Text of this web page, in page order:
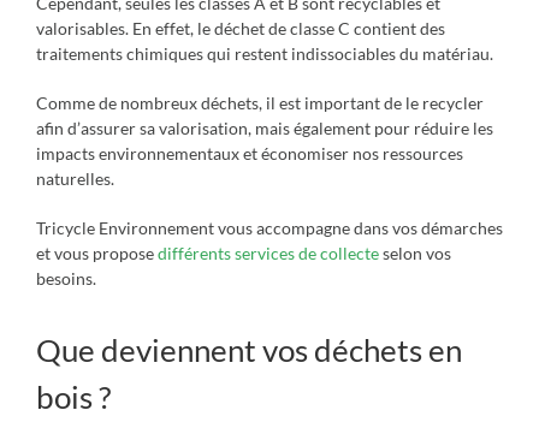
valorisables. En effet, le déchet de classe C contient des
traitements chimiques qui restent indissociables du matériau.
Comme de nombreux déchets, il est important de le recycler
afin d’assurer sa valorisation, mais également pour réduire les
impacts environnementaux et économiser nos ressources
naturelles.
Tricycle Environnement vous accompagne dans vos démarches
et vous proposedifférents services de collecteselon vos
besoins.
Que deviennent vos déchets en
bois ?